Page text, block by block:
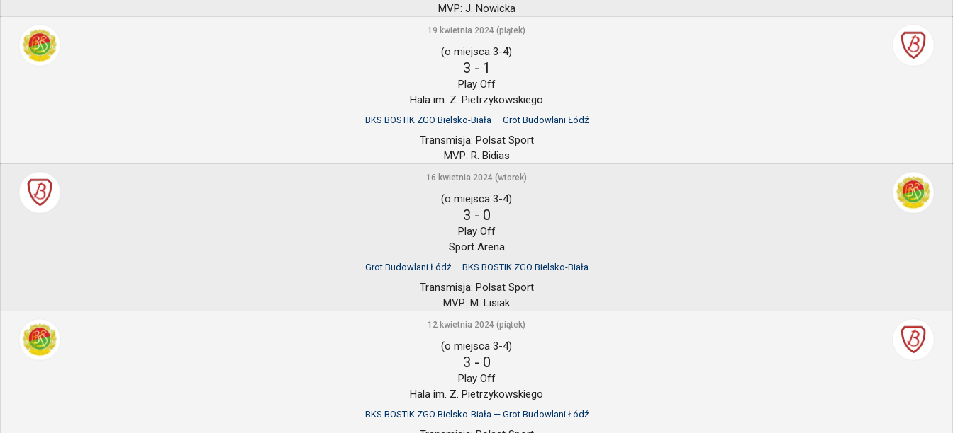
MVP: J. Nowicka
19 kwietnia 2024 (piątek)
(o miejsca 3-4)
3 - 1
Play Off
Hala im. Z. Pietrzykowskiego
BKS BOSTIK ZGO Bielsko-Biała — Grot Budowlani Łódź
Transmisja: Polsat Sport
MVP: R. Bidias
16 kwietnia 2024 (wtorek)
(o miejsca 3-4)
3 - 0
Play Off
Sport Arena
Grot Budowlani Łódź — BKS BOSTIK ZGO Bielsko-Biała
Transmisja: Polsat Sport
MVP: M. Lisiak
12 kwietnia 2024 (piątek)
(o miejsca 3-4)
3 - 0
Play Off
Hala im. Z. Pietrzykowskiego
BKS BOSTIK ZGO Bielsko-Biała — Grot Budowlani Łódź